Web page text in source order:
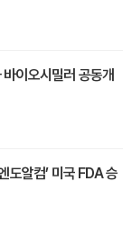
이오시밀러 공동개
도알컴’ 미국 FDA 승